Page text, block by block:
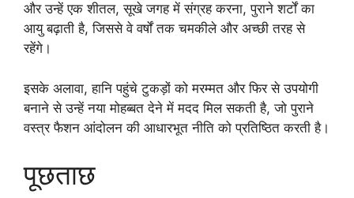
और उन्हें एक शीतल, सूखे जगह में संग्रह करना, पुराने शर्टों का
आयु बढ़ाती है, जिससे वे वर्षों तक चमकीले और अच्छी तरह से
रहेंगे।
इसके अलावा, हानि पहुंचे टुकड़ों को मरम्मत और फिर से उपयोगी
बनाने से उन्हें नया मोहब्बत देने में मदद मिल सकती है, जो पुराने
वस्त्र फैशन आंदोलन की आधारभूत नीति को प्रतिष्ठित करती है।
पूछताछ